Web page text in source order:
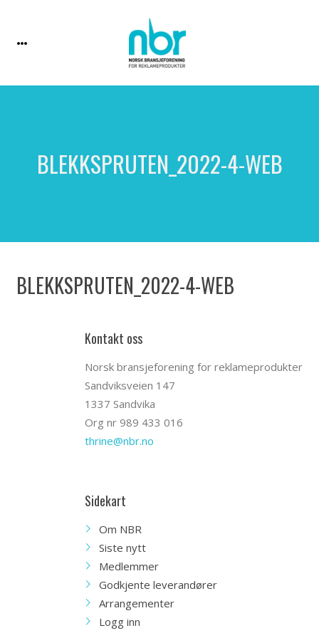
BLEKKSPRUTEN_2022-4-WEB
BLEKKSPRUTEN_2022-4-WEB
Kontakt oss
Norsk bransjeforening for reklameprodukter
Sandviksveien 147
1337 Sandvika
Org nr 989 433 016
thrine@nbr.no
Sidekart
Om NBR
Siste nytt
Medlemmer
Godkjente leverandører
Arrangementer
Logg inn